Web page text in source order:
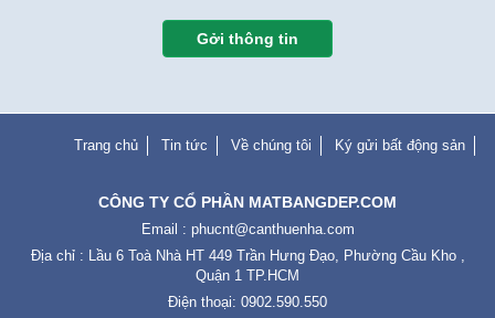
Gởi thông tin
Trang chủ Tin tức Về chúng tôi Ký gửi bất động sản
CÔNG TY CỔ PHẦN MATBANGDEP.COM
Email : phucnt@canthuenha.com
Địa chỉ : Lầu 6 Toà Nhà HT 449 Trần Hưng Đạo, Phường Cầu Kho ,
Quận 1 TP.HCM
Điện thoại: 0902.590.550